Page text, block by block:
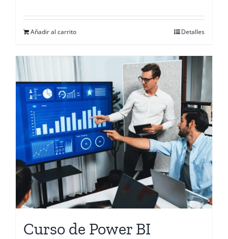
Añadir al carrito Detalles
Curso de Power BI